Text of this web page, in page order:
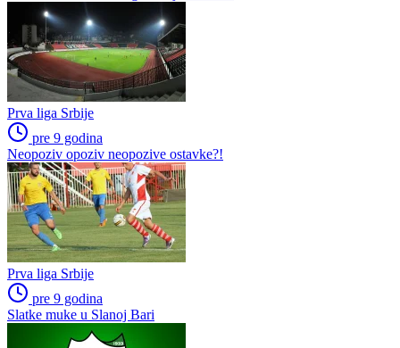
Prva liga Srbije
pre 9 godina
Neopoziv opoziv neopozive ostavke?!
Prva liga Srbije
pre 9 godina
Slatke muke u Slanoj Bari